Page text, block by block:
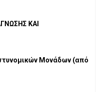
ΚΑΙ
Μονάδων (από